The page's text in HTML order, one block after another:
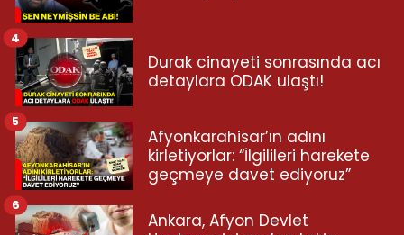
Durak cinayeti sonrasında acı
detaylara ODAK ulaştı!
4
Afyonkarahisar’ın adını
kirletiyorlar: “İlgilileri harekete
geçmeye davet ediyoruz”
5
Ankara, Afyon Devlet
6